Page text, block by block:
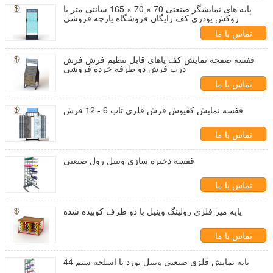
پایه های نمایشگر صنعتی 70 × 70 × 165 سانتی متر با
روکش پودری کف رایگان فروشگاه پارچه فروشی
تماس با ما
قفسه صفحه نمایش کف پاهای قابل تنظیم فرش فرش
درب فرش دو طرفه خرده فروشی
تماس با ما
قفسه نمایش کفپوش فرش فلزی تاب 6 - 12 فرش
تماس با ما
قفسه ذخیره سازی وینیل رول صنعتی
تماس با ما
پایه میز فلزی رولینگ وینیل با دو طرف کوبیده شده
تماس با ما
44 پایه نمایش فلزی صنعتی وینیل نورد با اسلحه سیم